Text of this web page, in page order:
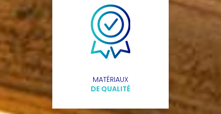
MATÉRIAUX
DE QUALITÉ